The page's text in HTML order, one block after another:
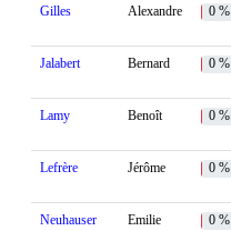
Gilles Alexandre 0 %
Jalabert Bernard 0 %
Lamy Benoît 0 %
Lefrère Jérôme 0 %
Neuhauser Emilie 0 %